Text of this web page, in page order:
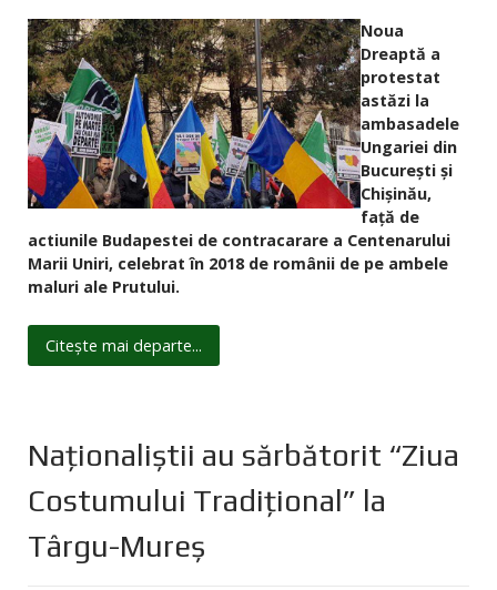
Noua
Dreaptă a
protestat
astăzi la
ambasadele
Ungariei din
București și
Chișinău,
față de
actiunile Budapestei de contracarare a Centenarului
Marii Uniri, celebrat în 2018 de românii de pe ambele
maluri ale Prutului.
Citește mai departe...
Naţionaliştii au sărbătorit “Ziua
Costumului Tradiţional” la
Târgu-Mureş